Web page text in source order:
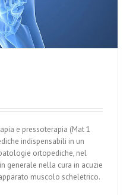
e pressoterapia (Mat 1
indispensabili in un
ortopediche, nel
generale nella cura in acuzie
muscolo scheletrico.